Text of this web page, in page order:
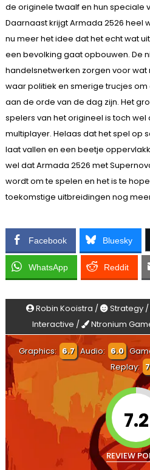
de originele twaalf en hun speciale
Daarnaast krijgt Armada 2526 heel
nu meer het idee dat het echt wat
een bevolking gaat opbouwen. De
handelsnetwerken zorgen voor
waar politiek en smerige trucjes
aan de orde van de dag zijn. Het
spelers van het origineel is toch
multiplayer. Helaas dat het spel op
laat vallen en een beetje
wel dat Armada 2526 met
wordt om te spelen en het is te
toekomstige uitbreidingen nog
Facebook Bluesky
WhatsApp Reddit
Robin Kooistra / Strategy /
Interactive /
Ntronium
Graphics: 6.7 Audio: 6.0
Replay:
7.2
REVIEW